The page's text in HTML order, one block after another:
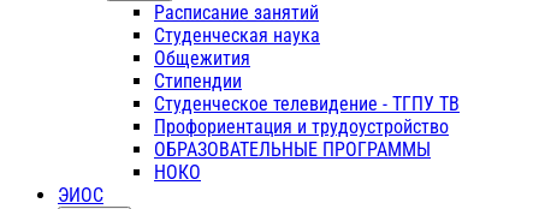
Расписание занятий
Студенческая наука
Общежития
Стипендии
Студенческое телевидение - ТГПУ ТВ
Профориентация и трудоустройство
ОБРАЗОВАТЕЛЬНЫЕ ПРОГРАММЫ
НОКО
ЭИОС